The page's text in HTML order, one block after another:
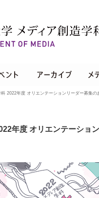
科 2022年度 オリエンテーションリーダー募集の
年度 オリエンテーショ